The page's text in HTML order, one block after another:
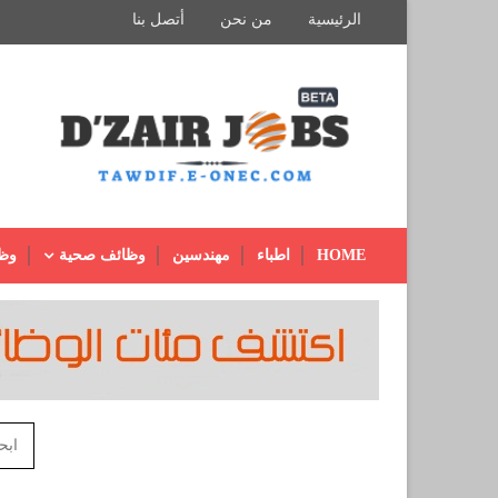
الرئيسية من نحن أتصل بنا
HOME اطباء مهندسين وظائف صحية